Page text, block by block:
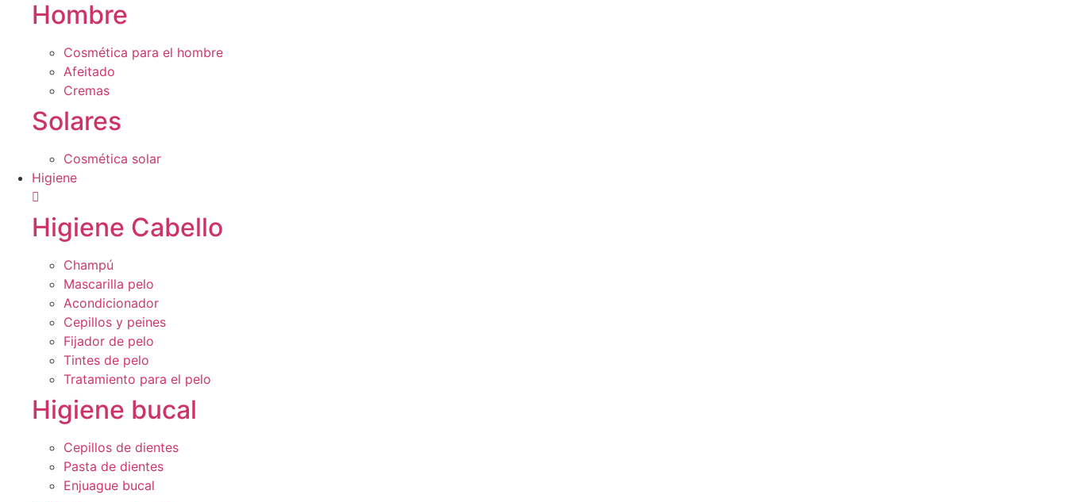
Hombre
Cosmética para el hombre
Afeitado
Cremas
Solares
Cosmética solar
Higiene
Higiene Cabello
Champú
Mascarilla pelo
Acondicionador
Cepillos y peines
Fijador de pelo
Tintes de pelo
Tratamiento para el pelo
Higiene bucal
Cepillos de dientes
Pasta de dientes
Enjuague bucal